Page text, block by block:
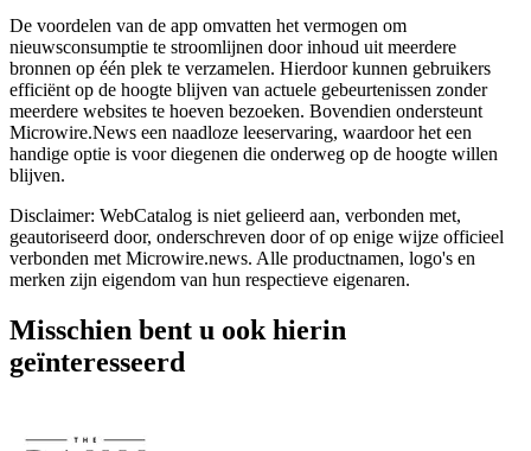
De voordelen van de app omvatten het vermogen om
nieuwsconsumptie te stroomlijnen door inhoud uit meerdere
bronnen op één plek te verzamelen. Hierdoor kunnen gebruikers
efficiënt op de hoogte blijven van actuele gebeurtenissen zonder
meerdere websites te hoeven bezoeken. Bovendien ondersteunt
Microwire.News een naadloze leeservaring, waardoor het een
handige optie is voor diegenen die onderweg op de hoogte willen
blijven.
Disclaimer: WebCatalog is niet gelieerd aan, verbonden met,
geautoriseerd door, onderschreven door of op enige wijze officieel
verbonden met Microwire.news. Alle productnamen, logo's en
merken zijn eigendom van hun respectieve eigenaren.
Misschien bent u ook hierin
geïnteresseerd